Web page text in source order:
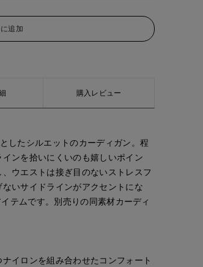
追加
購入レビュー
したシルエットのカーディガン。程
ンを拾いにくいのも嬉しいポイン
ウエストは接ぎ目のないストレスフ
いサイドラインがアクセントにな
テムです。別売りの同素材カーディ
イロンを組み合わせたコンフォート